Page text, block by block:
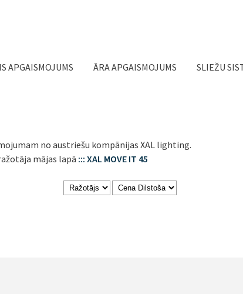
APGAISMOJUMS ĀRA APGAISMOJUMS SLIEŽU
no austriešu kompānijas XAL lighting.
mājas lapā ::: XAL MOVE IT 45